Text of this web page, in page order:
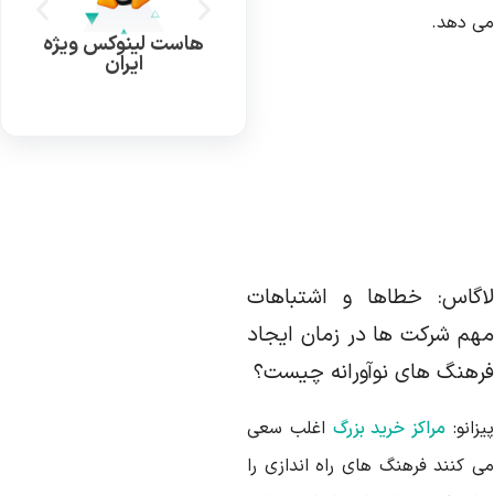
دهد.
خطاها و اشتباهات
شرکت ها در زمان ایجاد
های نوآورانه چیست؟
مراکز خرید بزرگاغلب سعی
کنند فرهنگ های راه اندازی را
هاست لینوکس ویژه
ایران